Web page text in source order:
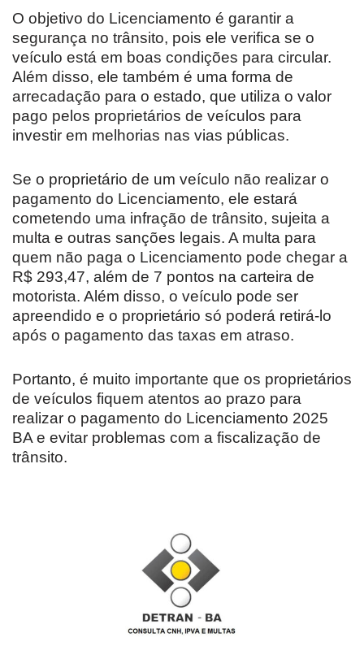
O objetivo do Licenciamento é garantir a
segurança no trânsito, pois ele verifica se o
veículo está em boas condições para circular.
Além disso, ele também é uma forma de
arrecadação para o estado, que utiliza o valor
pago pelos proprietários de veículos para
investir em melhorias nas vias públicas.
Se o proprietário de um veículo não realizar o
pagamento do Licenciamento, ele estará
cometendo uma infração de trânsito, sujeita a
multa e outras sanções legais. A multa para
quem não paga o Licenciamento pode chegar a
R$ 293,47, além de 7 pontos na carteira de
motorista. Além disso, o veículo pode ser
apreendido e o proprietário só poderá retirá-lo
após o pagamento das taxas em atraso.
Portanto, é muito importante que os proprietários
de veículos fiquem atentos ao prazo para
realizar o pagamento do Licenciamento 2025
BA e evitar problemas com a fiscalização de
trânsito.